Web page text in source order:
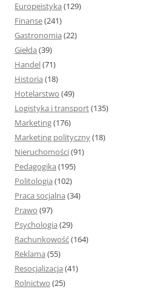
Europeistyka (129)
Finanse(241)
Gastronomia (22)
Giełda (39)
Handel(71)
Historia (18)
Hotelarstwo (49)
Logistyka i transport(135)
Marketing(176)
Marketing polityczny(18)
Nieruchomości(91)
Pedagogika (195)
Politologia (102)
Praca socjalna (34)
Prawo (97)
Psychologia (29)
Rachunkowość(164)
Reklama (55)
Resocjalizacja (41)
Rolnictwo (25)